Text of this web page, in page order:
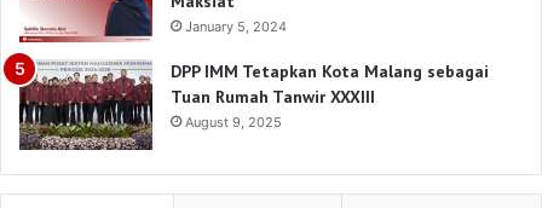
January 5, 2024
DPP IMM Tetapkan Kota Malang sebagai
Tuan Rumah Tanwir XXXIII
August 9, 2025